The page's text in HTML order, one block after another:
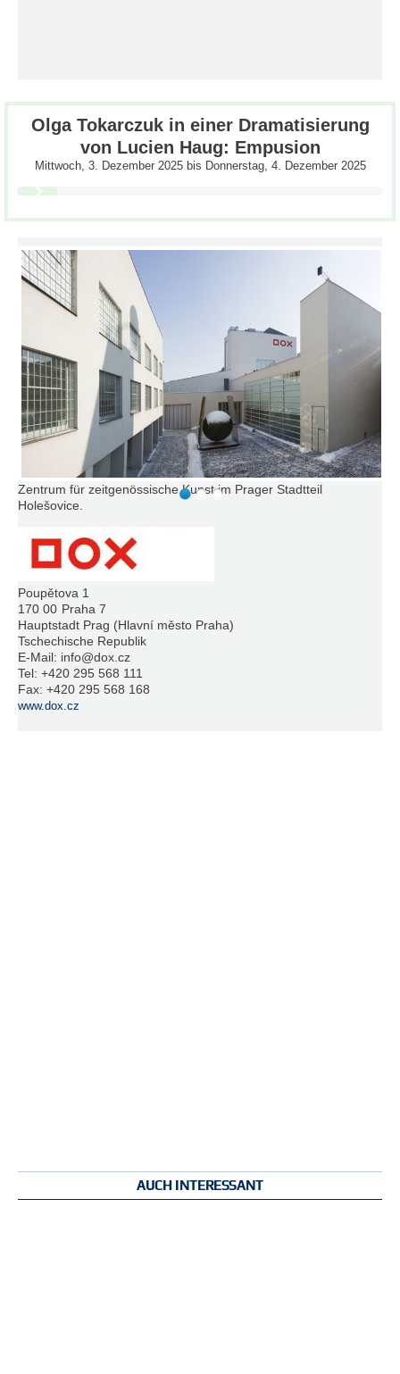
Olga Tokarczuk in einer Dramatisierung
von Lucien Haug: Empusion
Mittwoch, 3. Dezember 2025bis Donnerstag, 4. Dezember 2025
Zentrum für zeitgenössische Kunst im Prager Stadtteil
Holešovice.
Poupětova 1
170 00 Praha 7
Hauptstadt Prag (Hlavní město Praha)
Tschechische Republik
E-Mail: info@dox.cz
Tel: +420 295 568 111
Fax: +420 295 568 168
www.dox.cz
AUCH INTERESSANT